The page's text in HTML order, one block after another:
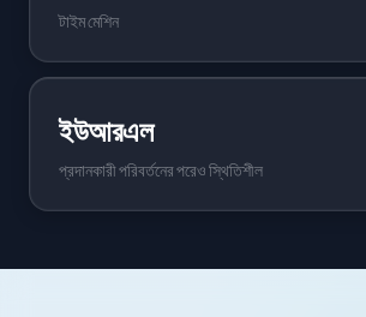
টাইম মেশিন
ইউআরএল
প্রদানকারী পরিবর্তনের পরেও স্থিতিশীল